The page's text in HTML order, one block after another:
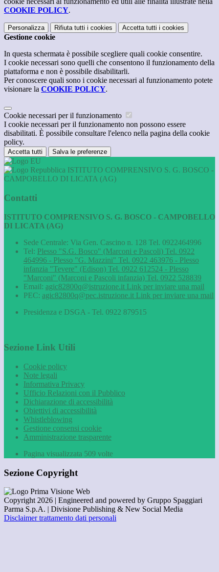
COOKIE POLICY.
Personalizza Rifiuta tutti i cookies Accetta tutti i cookies
Gestione cookie
In questa schermata è possibile scegliere quali cookie consentire.
I cookie necessari sono quelli che consentono il funzionamento della
piattaforma e non è possibile disabilitarli.
Per conoscere quali sono i cookie necessari al funzionamento potete
visionare la COOKIE POLICY.
Cookie necessari per il funzionamento
I cookie necessari per il funzionamento non possono essere
disabilitati. È possibile consultare l'elenco nella pagina della cookie
policy.
Accetta tutti Salva le preferenze
ISTITUTO COMPRENSIVO S. G. BOSCO -
CAMPOBELLO DI LICATA (AG)
Contatti
ISTITUTO COMPRENSIVO S. G. BOSCO - CAMPOBELLO
DI LICATA (AG)
Sede Centrale: Via Gen. Cascino n. 128 Tel. 0922464996
Tel: Plesso "S.G. Bosco" (Marconi e Pascoli) Tel. 0922
464996 - Plesso "G. Mazzini" Tel. 0922 463976 - Plesso
infanzia "Tevere" (Edison) Tel. 0922 612524 - Plesso
"Marconi" (Marconi e Pascoli infanzia) Tel. 0922 528839
Email: agic82800q@istruzione.it Link per inviare una mail
PEC: agic82800q@pec.istruzione.it Link per inviare una mail
Presidenza e DSGA - Tel. 0922 879515
Sezione Link Utili
Cookie policy
Note legali
Informativa Privacy
Ufficio Relazioni con il Pubblico
Dichiarazione di accessibilità
Obiettivi di accessibilità
Whistleblowing
Gestione consensi cookie
Amministrazione trasparente
Pagina visualizzata 509 volte
Sezione Copyright
Copyright 2026 | Engineered and powered by Gruppo Spaggiari
Parma S.p.A. | Divisione Publishing & New Social Media
Disclaimer trattamento dati personali